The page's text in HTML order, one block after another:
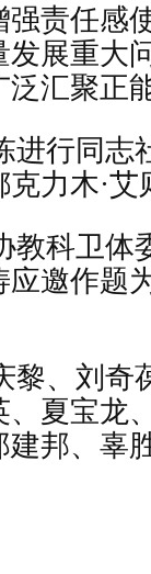
责任感
展重大
泛汇聚正
进行同志
力木·
教科卫体
邀作题
黎、刘奇
夏宝龙
邦、辜